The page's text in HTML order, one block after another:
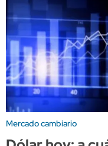
Mercado cambiario